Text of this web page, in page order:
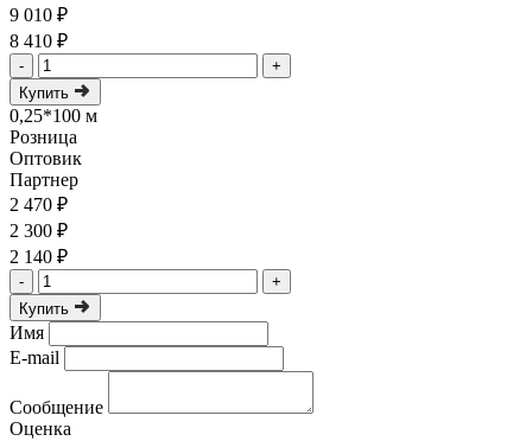
9 010 ₽
8 410 ₽
-
+
Купить
0,25*100 м
Розница
Оптовик
Партнер
2 470 ₽
2 300 ₽
2 140 ₽
-
+
Купить
Имя
E-mail
Сообщение
Оценка